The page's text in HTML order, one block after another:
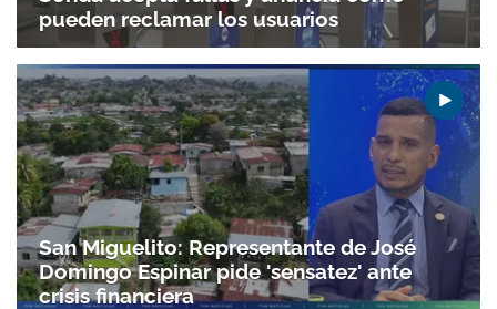
pueden reclamar los usuarios
San Miguelito: Representante de José
Domingo Espinar pide 'sensatez' ante
crisis financiera